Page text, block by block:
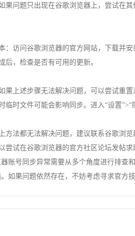
果问题只出现在谷歌浏览器上，尝试在其
：访问谷歌浏览器的官方网站，下载并安
后，检查是否有可用的更新。
果上述步骤无法解决问题，可以尝试重置
临时文件可能会影响同步。进入“设置”>“
方法都无法解决问题，建议联系谷歌浏览
尝试在谷歌浏览器的官方社区论坛发帖
账号同步异常需要从多个角度进行排查
如果问题依然存在，不妨考虑寻求官方